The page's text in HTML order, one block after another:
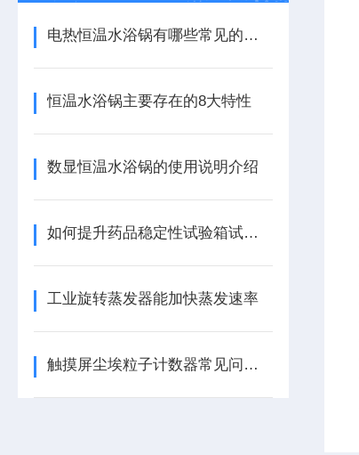
电热恒温水浴锅有哪些常见的应用领域？
恒温水浴锅主要存在的8大特性
数显恒温水浴锅的使用说明介绍
如何提升药品稳定性试验箱试验的准确性？
工业旋转蒸发器能加快蒸发速率
触摸屏尘埃粒子计数器常见问题：计数不准、采样故障解决